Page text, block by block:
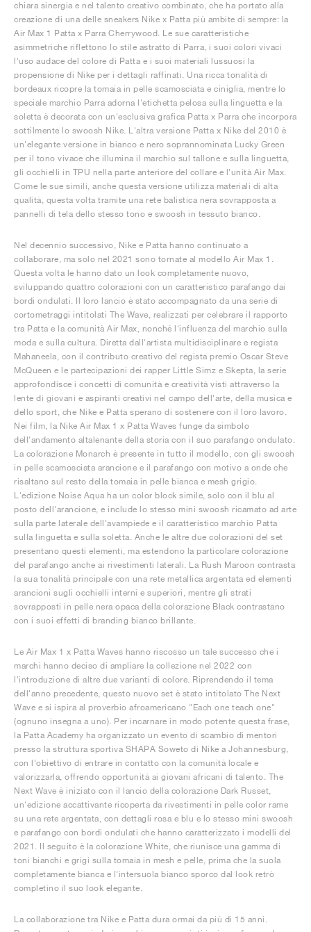
chiara sinergia e nel talento creativo combinato, che ha portato alla
creazione di una delle sneakers Nike x Patta più ambite di sempre: la
Air Max 1 Patta x Parra Cherrywood. Le sue caratteristiche
asimmetriche riflettono lo stile astratto di Parra, i suoi colori vivaci
l'uso audace del colore di Patta e i suoi materiali lussuosi la
propensione di Nike per i dettagli raffinati. Una ricca tonalità di
bordeaux ricopre la tomaia in pelle scamosciata e ciniglia, mentre lo
speciale marchio Parra adorna l'etichetta pelosa sulla linguetta e la
soletta è decorata con un'esclusiva grafica Patta x Parra che incorpora
sottilmente lo swoosh Nike. L'altra versione Patta x Nike del 2010 è
un'elegante versione in bianco e nero soprannominata Lucky Green
per il tono vivace che illumina il marchio sul tallone e sulla linguetta,
gli occhielli in TPU nella parte anteriore del collare e l'unità Air Max.
Come le sue simili, anche questa versione utilizza materiali di alta
qualità, questa volta tramite una rete balistica nera sovrapposta a
pannelli di tela dello stesso tono e swoosh in tessuto bianco.
Nel decennio successivo, Nike e Patta hanno continuato a
collaborare, ma solo nel 2021 sono tornate al modello Air Max 1.
Questa volta le hanno dato un look completamente nuovo,
sviluppando quattro colorazioni con un caratteristico parafango dai
bordi ondulati. Il loro lancio è stato accompagnato da una serie di
cortometraggi intitolati The Wave, realizzati per celebrare il rapporto
tra Patta e la comunità Air Max, nonché l'influenza del marchio sulla
moda e sulla cultura. Diretta dall'artista multidisciplinare e regista
Mahaneela, con il contributo creativo del regista premio Oscar Steve
McQueen e le partecipazioni dei rapper Little Simz e Skepta, la serie
approfondisce i concetti di comunità e creatività visti attraverso la
lente di giovani e aspiranti creativi nel campo dell'arte, della musica e
dello sport, che Nike e Patta sperano di sostenere con il loro lavoro.
Nei film, la Nike Air Max 1 x Patta Waves funge da simbolo
dell'andamento altalenante della storia con il suo parafango ondulato.
La colorazione Monarch è presente in tutto il modello, con gli swoosh
in pelle scamosciata arancione e il parafango con motivo a onde che
risaltano sul resto della tomaia in pelle bianca e mesh grigio.
L'edizione Noise Aqua ha un color block simile, solo con il blu al
posto dell'arancione, e include lo stesso mini swoosh ricamato ad arte
sulla parte laterale dell'avampiede e il caratteristico marchio Patta
sulla linguetta e sulla soletta. Anche le altre due colorazioni del set
presentano questi elementi, ma estendono la particolare colorazione
del parafango anche ai rivestimenti laterali. La Rush Maroon contrasta
la sua tonalità principale con una rete metallica argentata ed elementi
arancioni sugli occhielli interni e superiori, mentre gli strati
sovrapposti in pelle nera opaca della colorazione Black contrastano
con i suoi effetti di branding bianco brillante.
Le Air Max 1 x Patta Waves hanno riscosso un tale successo che i
marchi hanno deciso di ampliare la collezione nel 2022 con
l'introduzione di altre due varianti di colore. Riprendendo il tema
dell'anno precedente, questo nuovo set è stato intitolato The Next
Wave e si ispira al proverbio afroamericano "Each one teach one"
(ognuno insegna a uno). Per incarnare in modo potente questa frase,
la Patta Academy ha organizzato un evento di scambio di mentori
presso la struttura sportiva SHAPA Soweto di Nike a Johannesburg,
con l'obiettivo di entrare in contatto con la comunità locale e
valorizzarla, offrendo opportunità ai giovani africani di talento. The
Next Wave è iniziato con il lancio della colorazione Dark Russet,
un'edizione accattivante ricoperta da rivestimenti in pelle color rame
su una rete argentata, con dettagli rosa e blu e lo stesso mini swoosh
e parafango con bordi ondulati che hanno caratterizzato i modelli del
2021. Il seguito è la colorazione White, che riunisce una gamma di
toni bianchi e grigi sulla tomaia in mesh e pelle, prima che la suola
completamente bianca e l'intersuola bianco sporco dal look retrò
completino il suo look elegante.
La collaborazione tra Nike e Patta dura ormai da più di 15 anni.